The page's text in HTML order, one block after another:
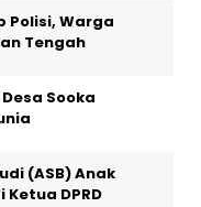
Polisi, Warga
Tengah
Sooka
(ASB) Anak
DPRD